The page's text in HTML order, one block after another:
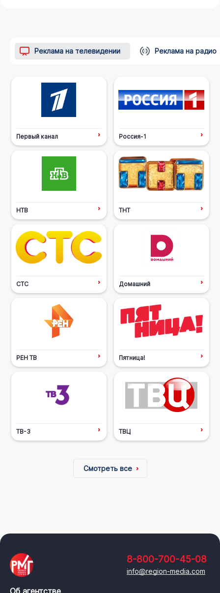
Реклама на телевидении Реклама на радио
Первый канал Россия-1
НТВ ТНТ
СТС Домашний
РЕН ТВ Пятница!
ТВ-3 ТВЦ
Смотреть все
8-800-700-45-08
info@region-media.com
Об агентстве